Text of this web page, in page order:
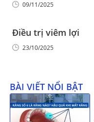
09/11/2025
Điều trị viêm lợi
23/10/2025
BÀI VIẾT NỔI BẬT